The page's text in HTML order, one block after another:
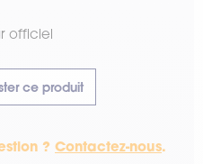
officiel
ce produit
? Contactez-nous.